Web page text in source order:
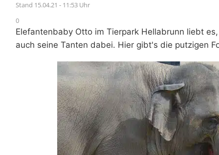
Stand 15.04.21 - 11:53 Uhr
0
Elefantenbaby Otto im Tierpark Hellabrunn liebt
auch seine Tanten dabei. Hier gibt's die putzigen